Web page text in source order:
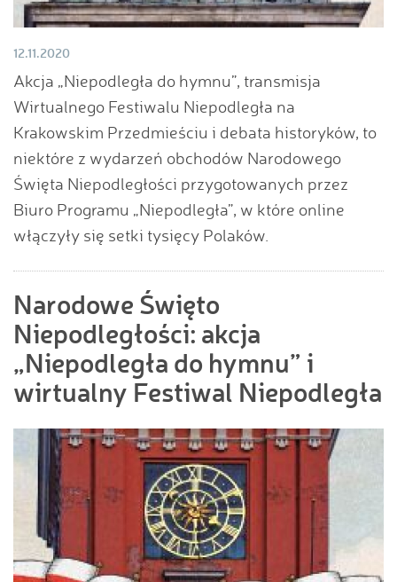
12.11.2020
Akcja „Niepodległa do hymnu”, transmisja
Wirtualnego Festiwalu Niepodległa na
Krakowskim Przedmieściu i debata historyków, to
niektóre z wydarzeń obchodów Narodowego
Święta Niepodległości przygotowanych przez
Biuro Programu „Niepodległa”, w które online
włączyły się setki tysięcy Polaków.
Narodowe Święto
Niepodległości: akcja
„Niepodległa do hymnu” i
wirtualny Festiwal Niepodległa